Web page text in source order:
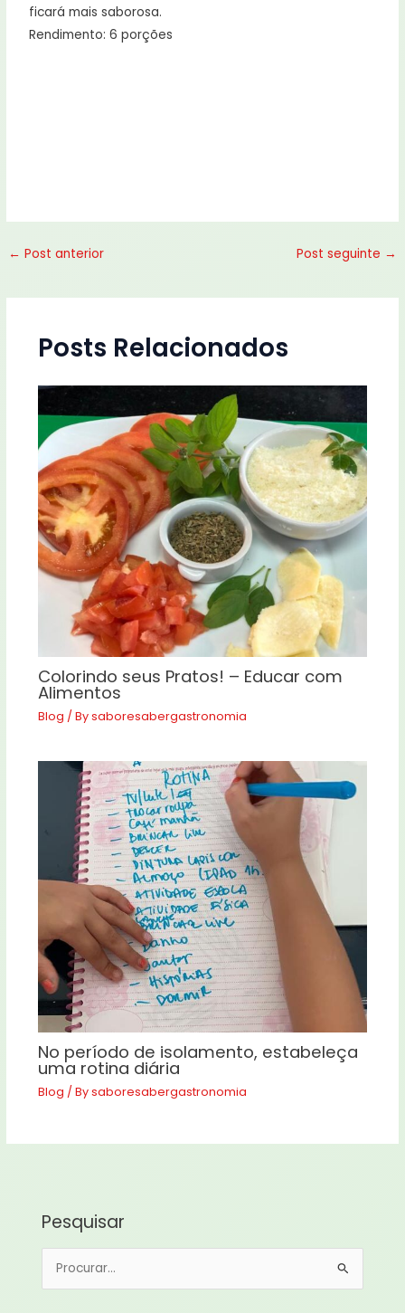
ficará mais saborosa.
Rendimento: 6 porções
← Post anterior Post seguinte →
Posts Relacionados
Colorindo seus Pratos! – Educar com
Alimentos
Blog / Bysaboresabergastronomia
No período de isolamento, estabeleça
uma rotina diária
Blog / Bysaboresabergastronomia
Pesquisar